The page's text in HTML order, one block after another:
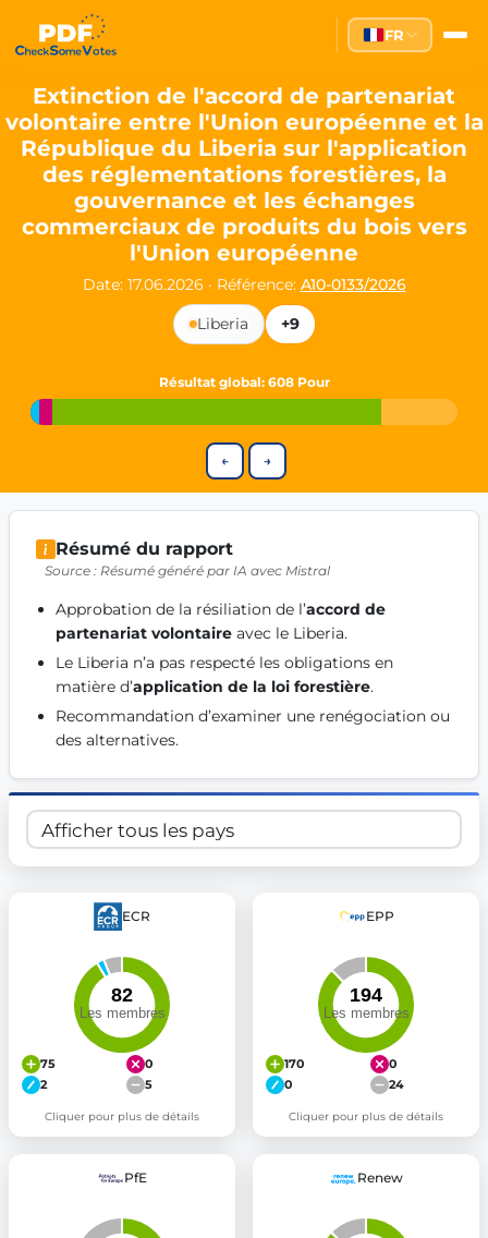
Partei des Fortschritts —
The Partei des Fortschritts (PdF), founded in 2020, is a
Key Office Holders
Lukas Sieper— Member of the European Parliament since
Luca Piwodda— Mayor of Gartz (Oder), local leader and
Tim Sieper— Mayor of Eckenroth, recognized as
Motto and Core Values
"Demokratie direkt gestalten"("Directly shaping
The Partei des Fortschritts stands for:
Digital participation and government transparency
Strengthening European cooperation and democracy
Sustainability, social justice, and evidence-based policy
Innovation in Transparency
Check Some Votes (CSV), one of Germany's most
Get Involved
Become a member:Join us to advance digital democracy
Volunteer:Contribute your skills in technology, design,
FR
Extinction de l'accord de partenariat
volontaire entre l'Union européenne et la
République du Liberia sur l'application
des réglementations forestières, la
gouvernance et les échanges
commerciaux de produits du bois vers
l'Union européenne
Date: 17.06.2026 · Référence: A10-0133/2026
Liberia
+9
Résultat global: 608 Pour
← →
Résumé du rapport
Source : Résumé généré par IA avec Mistral
Approbation de la résiliation de l’accord de
partenariat volontaire avec le Liberia.
Le Liberia n’a pas respecté les obligations en
matière d’application de la loi forestière.
Recommandation d’examiner une renégociation ou
des alternatives.
ECR
75
0
2
5
Cliquer pour plus de détails
EPP
170
0
0
24
Cliquer pour plus de détails
PfE Renew